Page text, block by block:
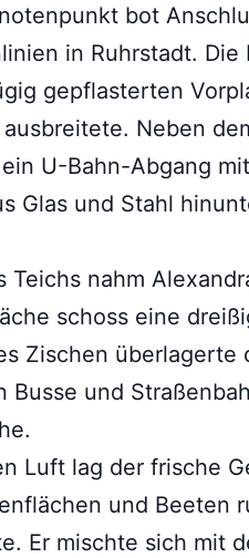
bot
in Ruhrstadt.
gepflasterten
Neben
U-Bahn-Abgang
Glas und Stahl
Teichs nahm
schoss eine
Zischen überlagerte
Busse und
Luft lag der frische
und Beeten
Er mischte sich mit